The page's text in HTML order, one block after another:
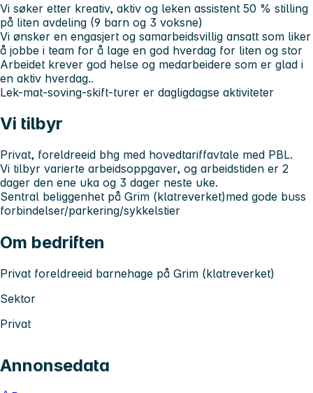
Vi søker etter kreativ, aktiv og leken assistent 50 % stilling
på liten avdeling (9 barn og 3 voksne)
Vi ønsker en engasjert og samarbeidsvillig ansatt som liker
å jobbe i team for å lage en god hverdag for liten og stor
Arbeidet krever god helse og medarbeidere som er glad i
en aktiv hverdag..
Lek-mat-soving-skift-turer er dagligdagse aktiviteter
Vi tilbyr
Privat, foreldreeid bhg med hovedtariffavtale med PBL.
Vi tilbyr varierte arbeidsoppgaver, og arbeidstiden er 2
dager den ene uka og 3 dager neste uke.
Sentral beliggenhet på Grim (klatreverket)med gode buss
forbindelser/parkering/sykkelstier
Om bedriften
Privat foreldreeid barnehage på Grim (klatreverket)
Sektor
Privat
Annonsedata